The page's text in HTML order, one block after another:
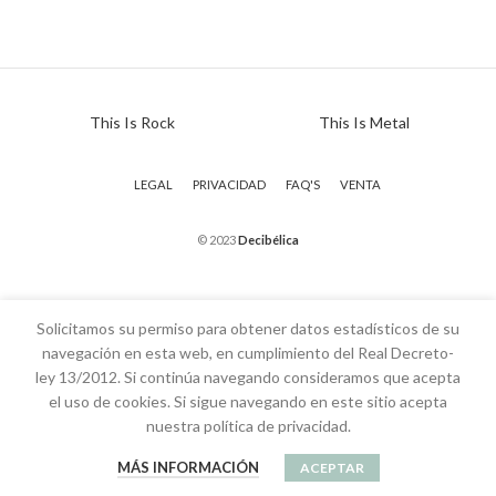
This Is Rock This Is Metal
LEGAL PRIVACIDAD FAQ'S VENTA
© 2023Decibélica
Solicitamos su permiso para obtener datos estadísticos de su
navegación en esta web, en cumplimiento del Real Decreto-
ley 13/2012. Si continúa navegando consideramos que acepta
el uso de cookies. Si sigue navegando en este sitio acepta
nuestra política de privacidad.
MÁS INFORMACIÓN ACEPTAR